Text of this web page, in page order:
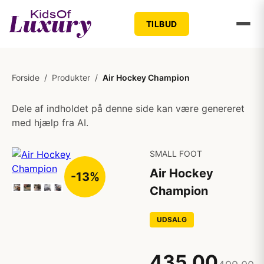
TILBUD
Forside / Produkter / Air Hockey Champion
Dele af indholdet på denne side kan være genereret
med hjælp fra AI.
-13%
SMALL FOOT
Air Hockey
Champion
UDSALG